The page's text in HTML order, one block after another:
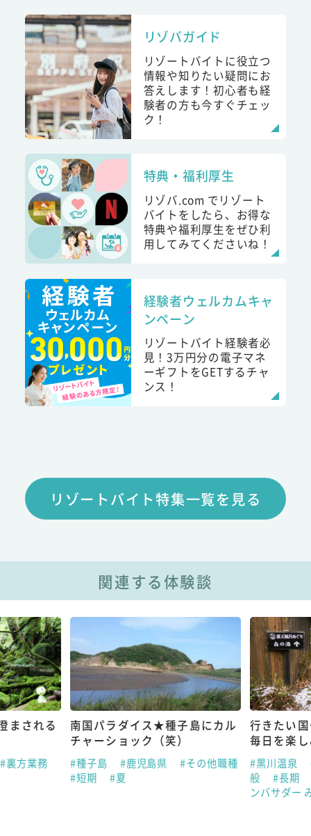
リゾバガイド
リゾートバイトに役立つ
情報や知りたい疑問にお
答えします！初心者も経
験者の方も今すぐチェッ
ク！
特典・福利厚生
リゾバ.com でリゾート
バイトをしたら、お得な
特典や福利厚生をぜひ利
用してみてくださいね！
経験者ウェルカムキャ
ンペーン
リゾートバイト経験者必
見！3万円分の電子マネ
ーギフトをGETするチャ
ンス！
リゾートバイト特集一覧を見る
関連する体験談
まされる
#裏方業務
南国パラダイス★種子島にカル
チャーショック（笑）
#種子島 #鹿児島県
#その他職種
#短期
#夏
行きたい
毎日を楽
#黒川温泉
般
#長期
ンバサダー